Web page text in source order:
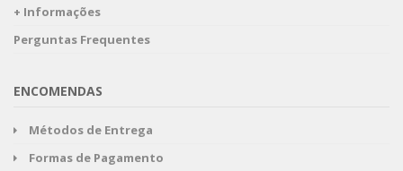
+ Informações
Perguntas Frequentes
ENCOMENDAS
Métodos de Entrega
Formas de Pagamento